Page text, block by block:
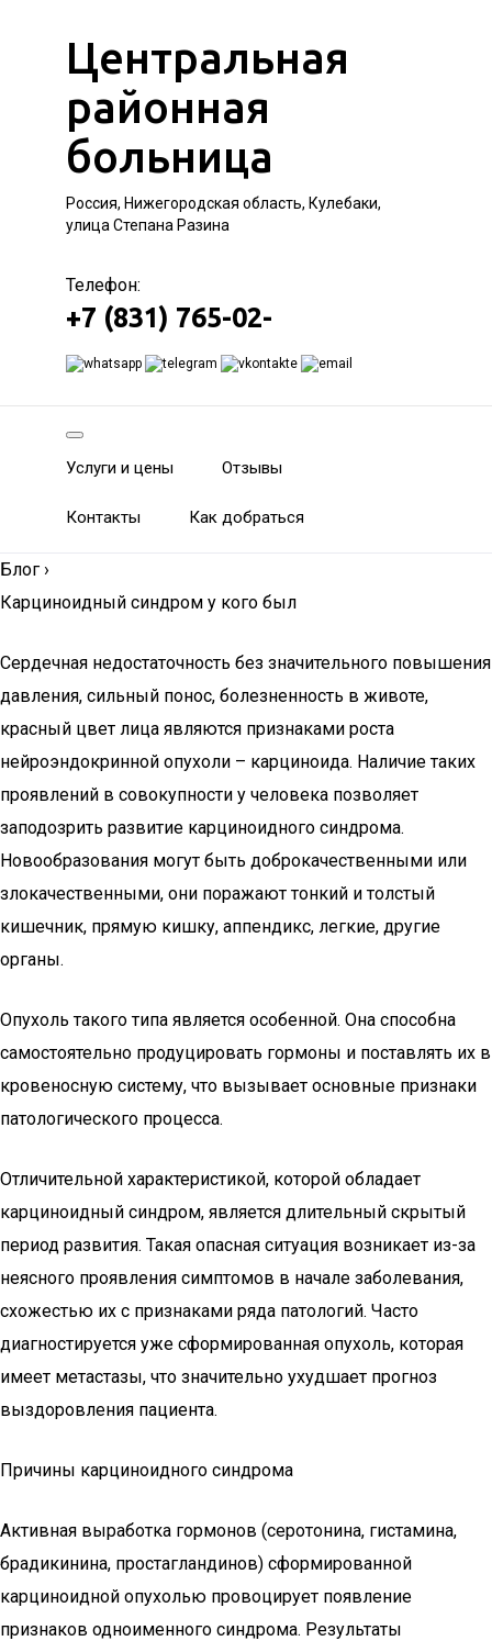
Центральная
районная
больница
Россия, Нижегородская область, Кулебаки,
улица Степана Разина
Телефон:
+7 (831) 765-02-
Услуги и цены Отзывы
Контакты Как добраться
Блог ›
Карциноидный синдром у кого был
Сердечная недостаточность без значительного повышения
давления, сильный понос, болезненность в животе,
красный цвет лица являются признаками роста
нейроэндокринной опухоли – карциноида. Наличие таких
проявлений в совокупности у человека позволяет
заподозрить развитие карциноидного синдрома.
Новообразования могут быть доброкачественными или
злокачественными, они поражают тонкий и толстый
кишечник, прямую кишку, аппендикс, легкие, другие
органы.
Опухоль такого типа является особенной. Она способна
самостоятельно продуцировать гормоны и поставлять их в
кровеносную систему, что вызывает основные признаки
патологического процесса.
Отличительной характеристикой, которой обладает
карциноидный синдром, является длительный скрытый
период развития. Такая опасная ситуация возникает из-за
неясного проявления симптомов в начале заболевания,
схожестью их с признаками ряда патологий. Часто
диагностируется уже сформированная опухоль, которая
имеет метастазы, что значительно ухудшает прогноз
выздоровления пациента.
Причины карциноидного синдрома
Активная выработка гормонов (серотонина, гистамина,
брадикинина, простагландинов) сформированной
карциноидной опухолью провоцирует появление
признаков одноименного синдрома. Результаты